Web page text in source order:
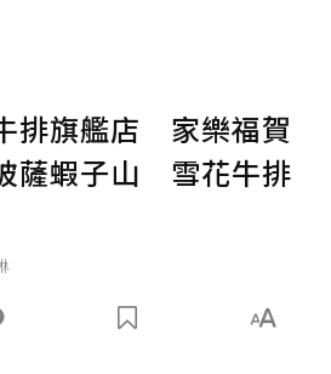
排旗艦店 家樂福賀
薩蝦子山 雪花牛排